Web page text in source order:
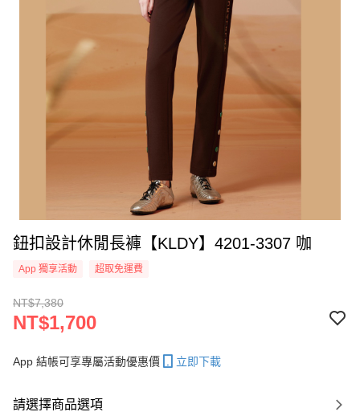
鈕扣設計休閒長褲【KLDY】4201-3307 咖
App 獨享活動 超取免運費
NT$7,380
NT$1,700
App 結帳可享專屬活動優惠價 立即下載
請選擇商品選項